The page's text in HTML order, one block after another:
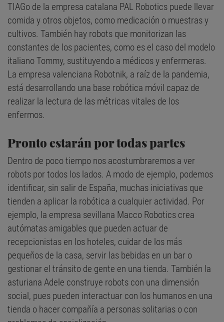
TIAGo de la empresa catalana PAL Robotics puede llevar
comida y otros objetos, como medicación o muestras y
cultivos. También hay robots que monitorizan las
constantes de los pacientes, como es el caso del modelo
italiano Tommy, sustituyendo a médicos y enfermeras.
La empresa valenciana Robotnik, a raíz de la pandemia,
está desarrollando una base robótica móvil capaz de
realizar la lectura de las métricas vitales de los
enfermos.
Pronto estarán por todas partes
Dentro de poco tiempo nos acostumbraremos a ver
robots por todos los lados. A modo de ejemplo, podemos
identificar, sin salir de España, muchas iniciativas que
tienden a aplicar la robótica a cualquier actividad. Por
ejemplo, la empresa sevillana Macco Robotics crea
autómatas amigables que pueden actuar de
recepcionistas en los hoteles, cuidar de los más
pequeños de la casa, servir las bebidas en un bar o
gestionar el tránsito de gente en una tienda. También la
asturiana Adele construye robots con una dimensión
social, pues pueden interactuar con los humanos en una
tienda o hacer compañía a personas solitarias o con